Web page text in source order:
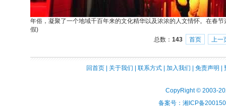
年俗，凝聚了一个地域千百年来的文化精华以及浓浓的人文情怀。在春
假)
总数： 143 首页 上一
回首页| 关于我们 联系方式| 加入我们 免责声明
CopyRight © 2003-
备案号：湘ICP备